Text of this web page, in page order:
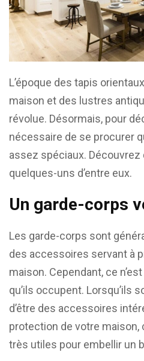
L’époque des tapis
maison et des lustres
révolue. Désormais, pour
nécessaire de se procurer
assez spéciaux.
quelques-uns d’entre eux.
Un garde-corps
Les garde-corps sont
des accessoires servant à
maison. Cependant, ce
qu’ils occupent. Lorsqu’ils
d’être des accessoires
protection de votre
très utiles pour embellir un